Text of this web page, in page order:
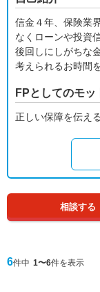
信金４年、保険業
なくローンや投資
後回しにしがちな
考えられるお時間
FPとしてのモッ
正しい保障を伝え
相談する
6件中 1〜6件を表示